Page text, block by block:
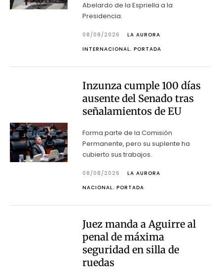
Abelardo de la Espriella a la
Presidencia.
08/08/2026
LA AURORA
INTERNACIONAL, PORTADA
Inzunza cumple 100 días
ausente del Senado tras
señalamientos de EU
Forma parte de la Comisión
Permanente, pero su suplente ha
cubierto sus trabajos.
08/08/2026
LA AURORA
NACIONAL, PORTADA
Juez manda a Aguirre al
penal de máxima
seguridad en silla de
ruedas